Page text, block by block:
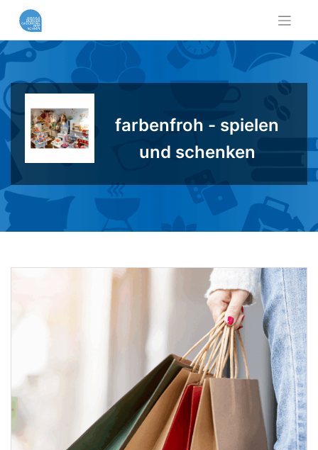
content
farbenfroh - spielen
und schenken